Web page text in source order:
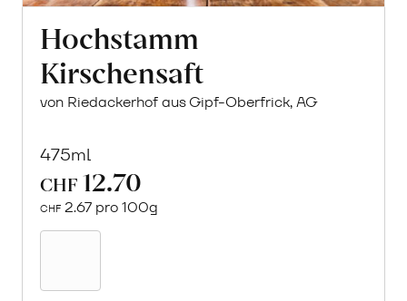
Hochstamm
Kirschensaft
von Riedackerhof aus Gipf-Oberfrick, AG
475ml
CHF 12.70
CHF 2.67 pro 100g